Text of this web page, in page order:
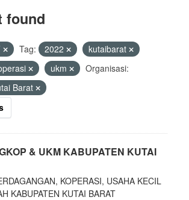
found
Tag: 2022
kutaibarat
ukm
Organisasi:
Barat
& UKM KABUPATEN KUTAI
KOPERASI, USAHA KECIL
KABUPATEN KUTAI BARAT